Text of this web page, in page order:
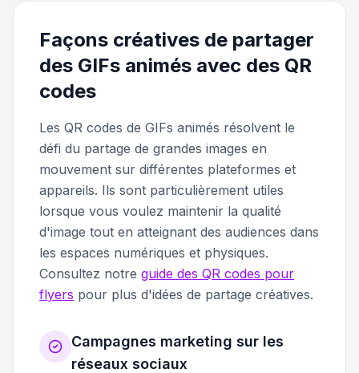
Façons créatives de partager
des GIFs animés avec des QR
codes
Les QR codes de GIFs animés résolvent le
défi du partage de grandes images en
mouvement sur différentes plateformes et
appareils. Ils sont particulièrement utiles
lorsque vous voulez maintenir la qualité
d'image tout en atteignant des audiences dans
les espaces numériques et physiques.
Consultez notre guide des QR codes pour
flyers pour plus d'idées de partage créatives.
Campagnes marketing sur les
réseaux sociaux